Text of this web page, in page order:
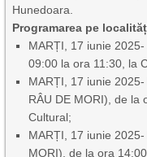
Hunedoara.
Programarea pe
MARȚI, 17 iunie
09:00 la ora 11:30, la
MARȚI, 17 iunie
RÂU DE MORI), de la
Cultural;
MARȚI, 17 iunie
MORI), de la ora